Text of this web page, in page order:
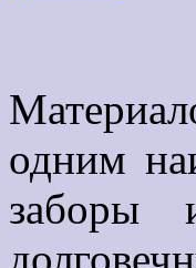
одним
заборы